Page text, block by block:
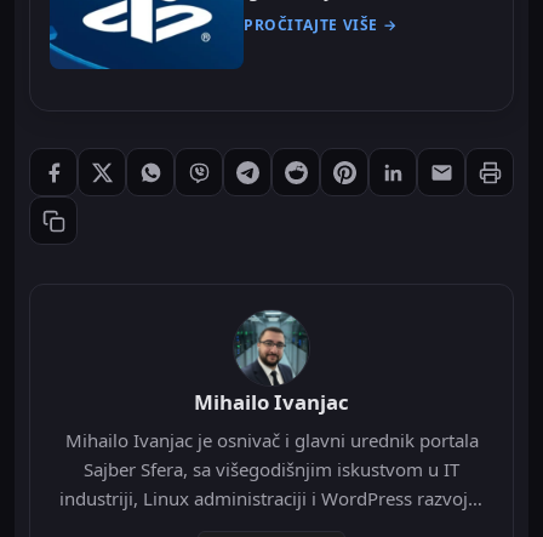
PROČITAJTE VIŠE →
Podeli: Facebook
Podeli: XPodeli: WhatsApp
Podeli: Viber
Podeli: Telegram
Podeli: Reddit
Podeli: Pinterest
Podeli: LinkedIn
Podeli:
Kopiraj link
Mihailo Ivanjac
Mihailo Ivanjac je osnivač i glavni urednik portala
Sajber Sfera, sa višegodišnjim iskustvom u IT
industriji, Linux administraciji i WordPress razvoju.